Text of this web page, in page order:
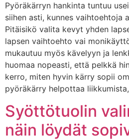
Pyöräkärryn hankinta tuntuu
siihen asti, kunnes vaihtoehtoja
Pitäisikö valita kevyt yhden
lapsen vaihtoehto vai
mukautuu myös kävelyyn ja
huomaa nopeasti, että pelkkä
kerro, miten hyvin kärry sopii
pyöräkärry helpottaa
Syöttötuolin
näin löydät